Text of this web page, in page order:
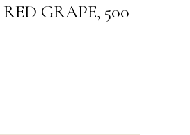
GRAPE, 500